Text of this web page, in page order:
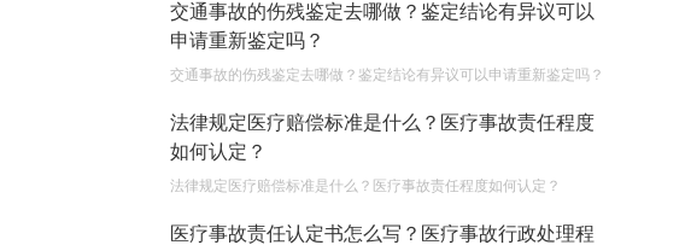
2023-03-15
交通事故的伤残鉴定去哪做？鉴定结论有异议可以
申请重新鉴定吗？
交通事故的伤残鉴定去哪做？鉴定结论有异议可以申请重新鉴定吗？
法律规定医疗赔偿标准是什么？医疗事故责任程度
如何认定？
法律规定医疗赔偿标准是什么？医疗事故责任程度如何认定？
医疗事故责任认定书怎么写？医疗事故行政处理程